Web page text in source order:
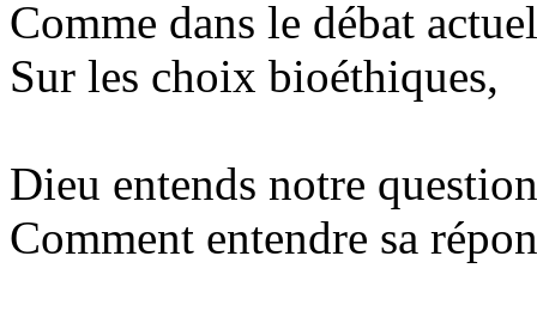
Comme dans le débat actuel
Sur les choix bioéthiques,
Dieu entends notre
Comment entendre sa